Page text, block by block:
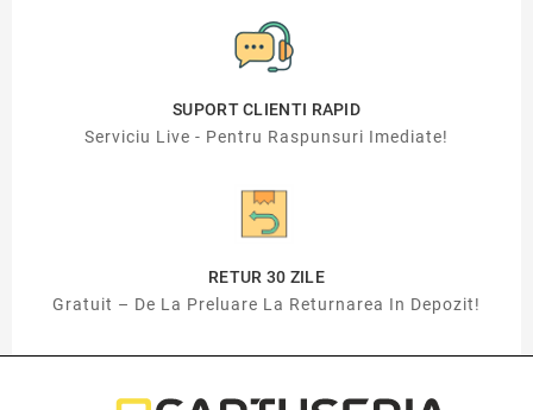
SUPORT CLIENTI RAPID
Serviciu Live - Pentru Raspunsuri Imediate!
RETUR 30 ZILE
Gratuit – De La Preluare La Returnarea In Depozit!